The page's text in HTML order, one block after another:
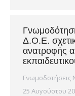
Δ.Ο.Ε.
ανατροφής
Γνωμοδοτήσεις
25 Αυγούστου